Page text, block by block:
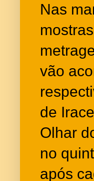
Nas
vão
de
Olhar
no
após